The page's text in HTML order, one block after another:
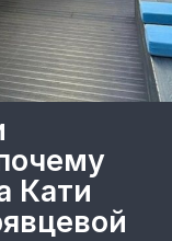
Кати